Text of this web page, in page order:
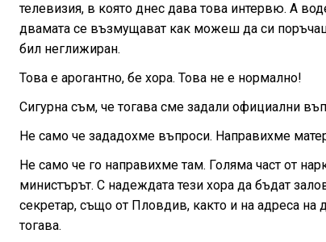
телевизия, в която днес дава това интервю. А
двамата се възмущават как можеш да си
бил неглижиран.
Това е арогантно, бе хора. Това не е нормално!
Сигурна съм, че тогава сме задали официални
Не само че зададохме въпроси. Направихме
Не само че го направихме там. Голяма част от
министърът. С надеждата тези хора да бъдат
секретар, също от Пловдив, както и на адреса
тогава.